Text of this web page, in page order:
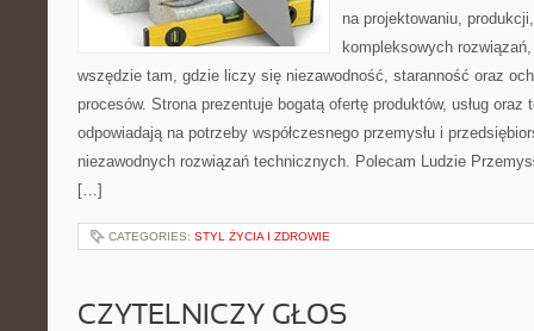
na projektowaniu,
kompleksowych
wszędzie tam, gdzie liczy się niezawodność, staranność oraz
procesów. Strona prezentuje bogatą ofertę produktów, usług oraz
odpowiadają na potrzeby współczesnego przemysłu i
niezawodnych rozwiązań technicznych. Polecam Ludzie
[…]
CATEGORIES: STYL ŻYCIA I ZDROWIE
CZYTELNICZY GŁOS